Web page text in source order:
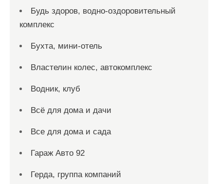
Будь здоров, водно-оздоровительный
комплекс
Бухта, мини-отель
Властелин колес, автокомплекс
Водник, клуб
Всё для дома и дачи
Все для дома и сада
Гараж Авто 92
Герда, группа компаний